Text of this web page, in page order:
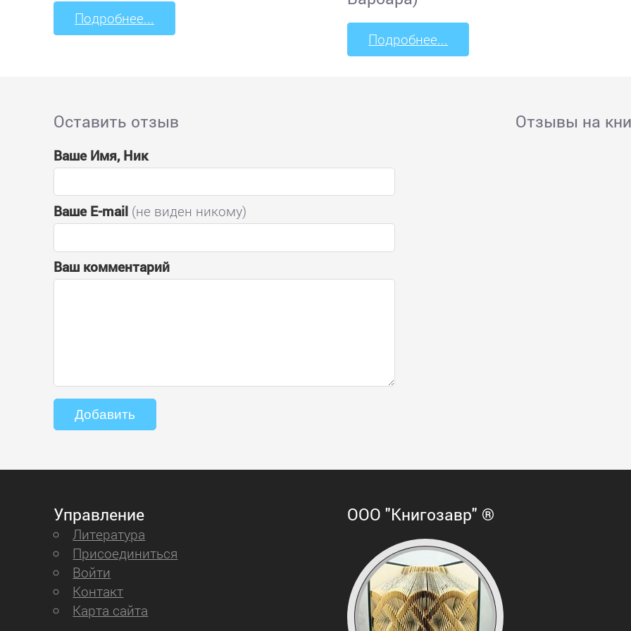
Подробнее...
Подробнее...
Оставить отзыв
Ваше Имя, Ник
Ваше E-mail (не виден никому)
Ваш комментарий
Отзывы на
Управление
Литература
Присоединиться
Войти
Контакт
Карта сайта
ООО "Книгозавр" ®